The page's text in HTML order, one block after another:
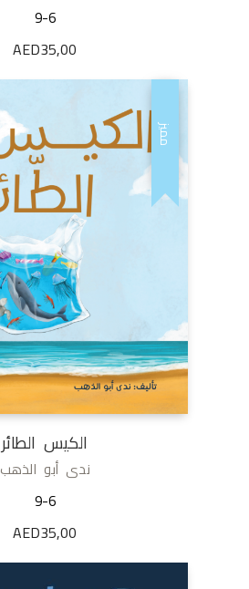
9-6
AED35,00
مميز
الكيس الطائر
ندى أبو الذهب
9-6
AED35,00